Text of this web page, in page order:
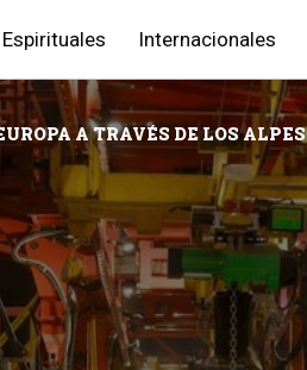
Espirituales Internacionales
A TRAVÉS DE LOS ALPES